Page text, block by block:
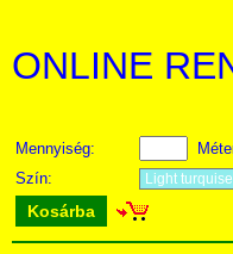
ONLINE
Mennyiség:
Szín:
Kosárba